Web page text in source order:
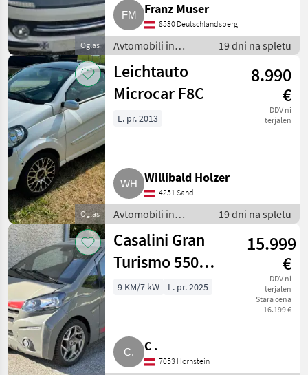
Oglas
Franz Muser
8530 Deutschlandsberg
Avtomobili in
motorna kolesa /
Mopedauto
avtomobili
19 dni na spletu
Oglas
Leichtauto
Microcar F8C
8.990
€
DDV ni
terjalen
L. pr. 2013
Willibald Holzer
4251 Sandl
Avtomobili in
motorna kolesa /
Mopedauto
avtomobili
19 dni na spletu
Casalini Gran
Turismo 550
Mopedauto, kein
15.999
€
DDV ni
terjalen
Stara cena
16.199 €
9 KM/7 kW L. pr. 2025
C .
7053 Hornstein